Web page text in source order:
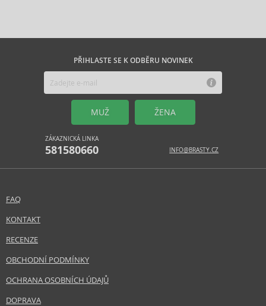
PŘIHLASTE SE K ODBĚRU NOVINEK
MUŽ ŽENA
ZÁKAZNICKÁ LINKA
581580660 INFO@BRASTY.CZ
FAQ
KONTAKT
RECENZE
OBCHODNÍ PODMÍNKY
OCHRANA OSOBNÍCH ÚDAJŮ
DOPRAVA